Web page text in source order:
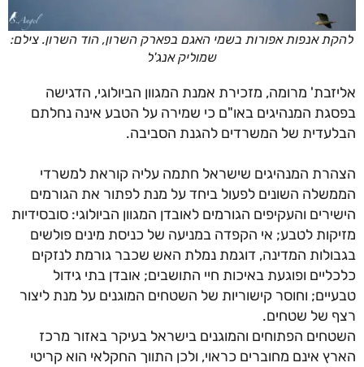
אנפות אפורות בשמי האגם בפארק השרון, הוד השרון. צילם:
שמוליק אנג'ל
מרומה, מזכירת אמנת המגוון הביולוגי, הדגישה
המנהיגים באו"ם כי שמירה על הטבע אינה נחלתם
של המשרדים להגנת הסביבה.
המנהיגים שישראל חתמה עליה קוראת למשרדי
השונים לפעול ביחד על מנת לפתור את הגורמים
והעקיפים הגורמים לאובדן המגוון הביולוגי: סובסידיות
לטבע; אי הקפדה במניעה של כניסת מינים פולשים
המדינה, דוגמת נמלת האש שכבר גורמת לנזקים
ופוגעת באיכות חיי התושבים; אובדן בתי גידול
וחוסר קישוריות של השטחים המוגנים על מנת ליצור
של שטחים.
הפתוחים והמוגנים בישראל בעיקר באזור מרכז
אינם מחוברים כראוי, ולכן התווך החקלאי הוא קריטי